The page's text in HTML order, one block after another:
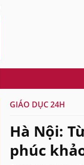
GIÁO DỤC 24H
Hà Nội:
phúc